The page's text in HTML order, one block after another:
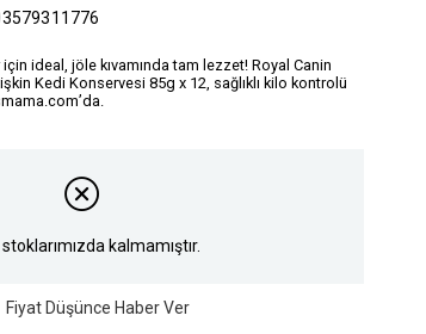
için ideal, jöle kıvamında tam lezzet! Royal Canin
Kedi Konservesi 85g x 12, sağlıklı kilo kontrolü
kalmamıştır.
Fiyat Düşünce Haber Ver